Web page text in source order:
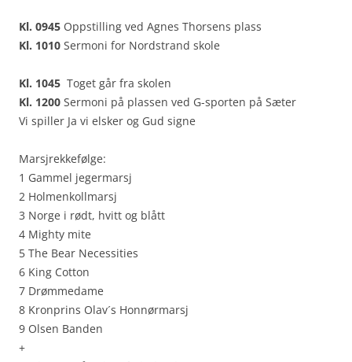
Kl. 0945 Oppstilling ved Agnes Thorsens plass
Kl. 1010 Sermoni for Nordstrand skole
Kl. 1045 Toget går fra skolen
Kl. 1200 Sermoni på plassen ved G-sporten på Sæter
Vi spiller Ja vi elsker og Gud signe
Marsjrekkefølge:
1 Gammel jegermarsj
2 Holmenkollmarsj
3 Norge i rødt, hvitt og blått
4 Mighty mite
5 The Bear Necessities
6 King Cotton
7 Drømmedame
8 Kronprins Olav´s Honnørmarsj
9 Olsen Banden
+